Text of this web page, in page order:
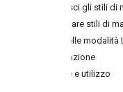
Definisci gli stili di
Applicare stili di
Stili delle modalità
Fatturazione
Norme e utilizzo